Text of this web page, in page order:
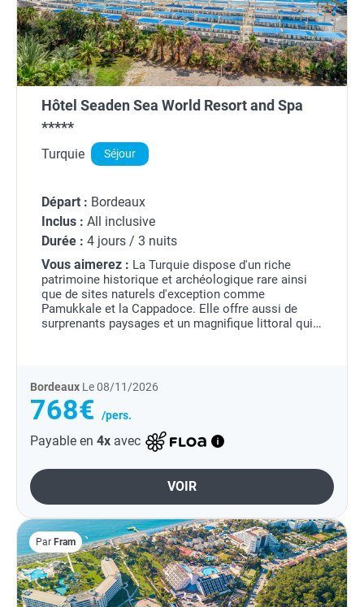
Hôtel Seaden Sea World Resort and Spa
*****
Turquie Séjour
Départ : Bordeaux
Inclus : All inclusive
Durée : 4 jours / 3 nuits
Vous aimerez : La Turquie dispose d'un riche
patrimoine historique et archéologique rare ainsi
que de sites naturels d'exception comme
Pamukkale et la Cappadoce. Elle offre aussi de
surprenants paysages et un magnifique littoral qui
Bordeaux Le 08/11/2026
768€ /pers.
Payable en 4x avec
VOIR
Par Fram